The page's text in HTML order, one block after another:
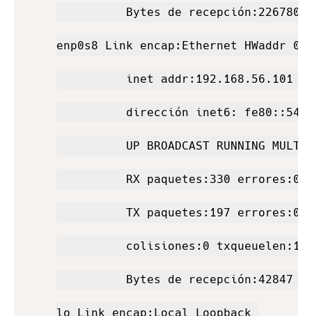
Bytes de
enp0s8 Link encap:Ethernet HWaddr
inet addr:192.168.56.101
dirección inet6:
UP BROADCAST RUNNING
RX paquetes:330 errores:0
TX paquetes:197 errores:0
colisiones:0
Bytes de recepción:42847
lo Link encap:Local Loopback